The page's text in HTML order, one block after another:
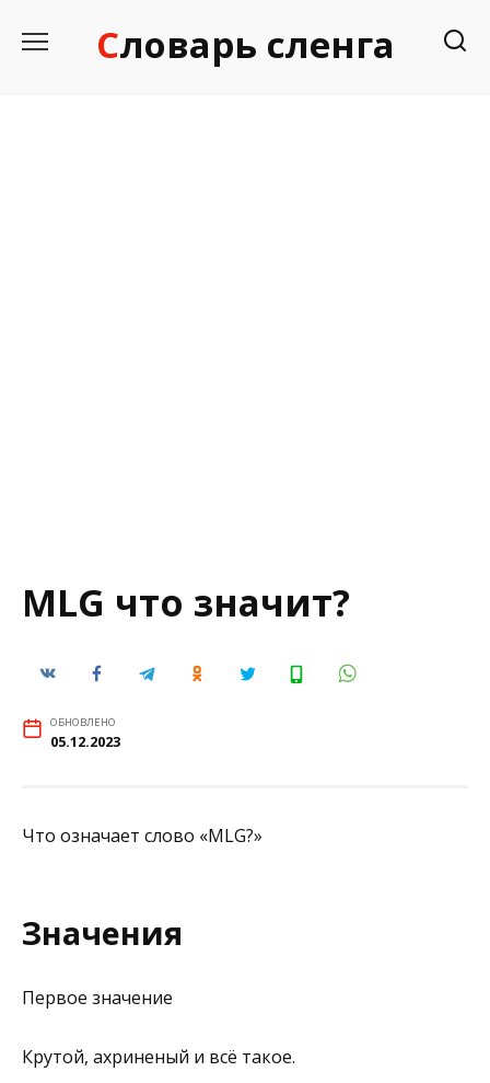
Словарь сленга
MLG что значит?
ОБНОВЛЕНО
05.12.2023
Что означает слово «MLG?»
Значения
Первое значение
Крутой, ахриненый и всё такое.